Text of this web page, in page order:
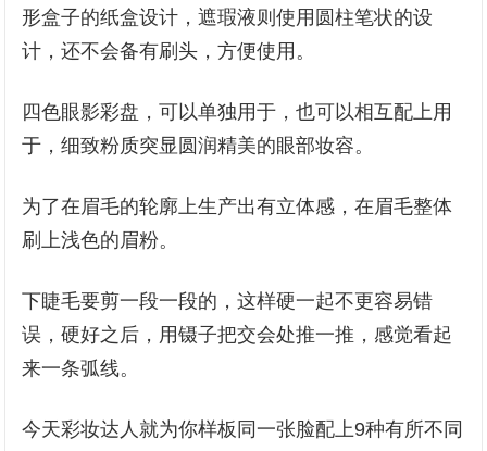
形盒子的纸盒设计，遮瑕液则使用圆柱笔状的设
计，还不会备有刷头，方便使用。
四色眼影彩盘，可以单独用于，也可以相互配上用
于，细致粉质突显圆润精美的眼部妆容。
为了在眉毛的轮廓上生产出有立体感，在眉毛整体
刷上浅色的眉粉。
下睫毛要剪一段一段的，这样硬一起不更容易错
误，硬好之后，用镊子把交会处推一推，感觉看起
来一条弧线。
今天彩妆达人就为你样板同一张脸配上9种有所不同